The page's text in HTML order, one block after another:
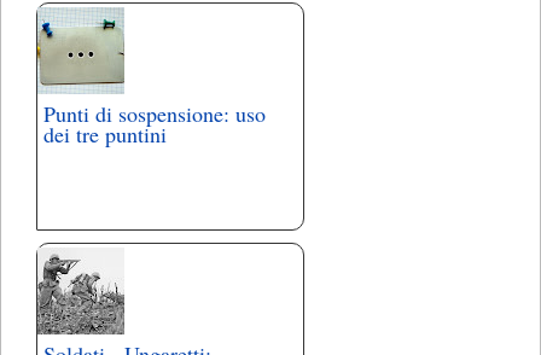
Punti di sospensione: uso
dei tre puntini